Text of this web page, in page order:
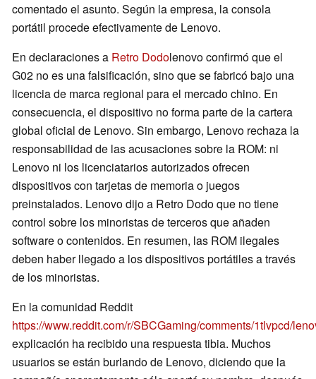
comentado el asunto. Según la empresa, la consola
portátil procede efectivamente de Lenovo.
En declaraciones a Retro Dodolenovo confirmó que el
G02 no es una falsificación, sino que se fabricó bajo una
licencia de marca regional para el mercado chino. En
consecuencia, el dispositivo no forma parte de la cartera
global oficial de Lenovo. Sin embargo, Lenovo rechaza la
responsabilidad de las acusaciones sobre la ROM: ni
Lenovo ni los licenciatarios autorizados ofrecen
dispositivos con tarjetas de memoria o juegos
preinstalados. Lenovo dijo a Retro Dodo que no tiene
control sobre los minoristas de terceros que añaden
software o contenidos. En resumen, las ROM ilegales
deben haber llegado a los dispositivos portátiles a través
de los minoristas.
En la comunidad Reddit
https://www.reddit.com/r/SBCGaming/comments/1tlvpcd/
explicación ha recibido una respuesta tibia. Muchos
usuarios se están burlando de Lenovo, diciendo que la